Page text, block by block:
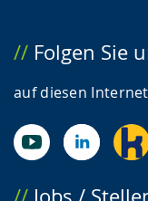
Folgen Sie
auf diesen